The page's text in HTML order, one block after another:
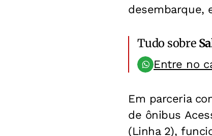
desembarque,
Tudo sobre
Entre no
Em parceria
de ônibus
(Linha 2),